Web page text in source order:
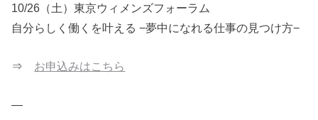
10/26（土）東京ウィメンズフォーラム
自分らしく働くを叶える −夢中になれる仕事の見つけ方−
⇒ お申込みはこちら
—